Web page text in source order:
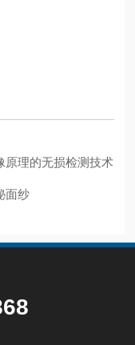
原理的无损检测技术
面纱